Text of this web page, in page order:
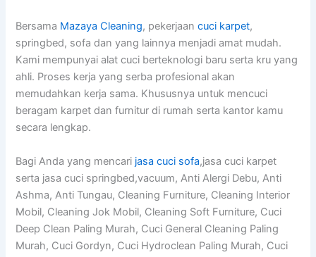
Bersama Mazaya Cleaning, pekerjaancuci karpet,
springbed, sofa dan yang lainnya menjadi amat mudah.
Kami mempunyai alat cuci berteknologi baru serta kru yang
ahli. Proses kerja yang serba profesional akan
memudahkan kerja sama. Khususnya untuk mencuci
beragam karpet dan furnitur di rumah serta kantor kamu
secara lengkap.
Bagi Anda yang mencari jasa cuci sofa,jasa cuci karpet
serta jasa cuci springbed,vacuum, Anti Alergi Debu, Anti
Ashma, Anti Tungau, Cleaning Furniture, Cleaning Interior
Mobil, Cleaning Jok Mobil, Cleaning Soft Furniture, Cuci
Deep Clean Paling Murah, Cuci General Cleaning Paling
Murah, Cuci Gordyn, Cuci Hydroclean Paling Murah, Cuci